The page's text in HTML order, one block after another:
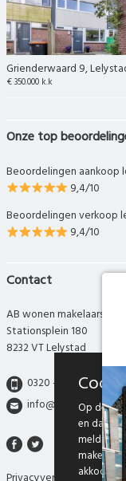
Grienderwaard 9,
€ 350.000 k.k
Onze top
Beoordelingen aankoop
9,4/10
Beoordelingen verkoop
9,4/10
Contact
AB wonen makelaars
Stationsplein 180
8232 VT Lelystad
0320 - 280 280
info@abwonen.nl
Op deze
en
melding
maken
akkoord